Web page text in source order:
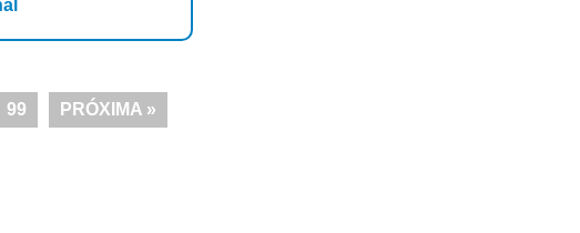
99 PRÓXIMA »